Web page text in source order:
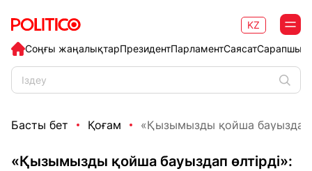
Соңғы жаңалықтарПрезидентПарламентСаясат
KZ
Басты бет Қоғам «Қызымызды қойша бауыздап
«Қызымызды қойша бауыздап өлтірді»: